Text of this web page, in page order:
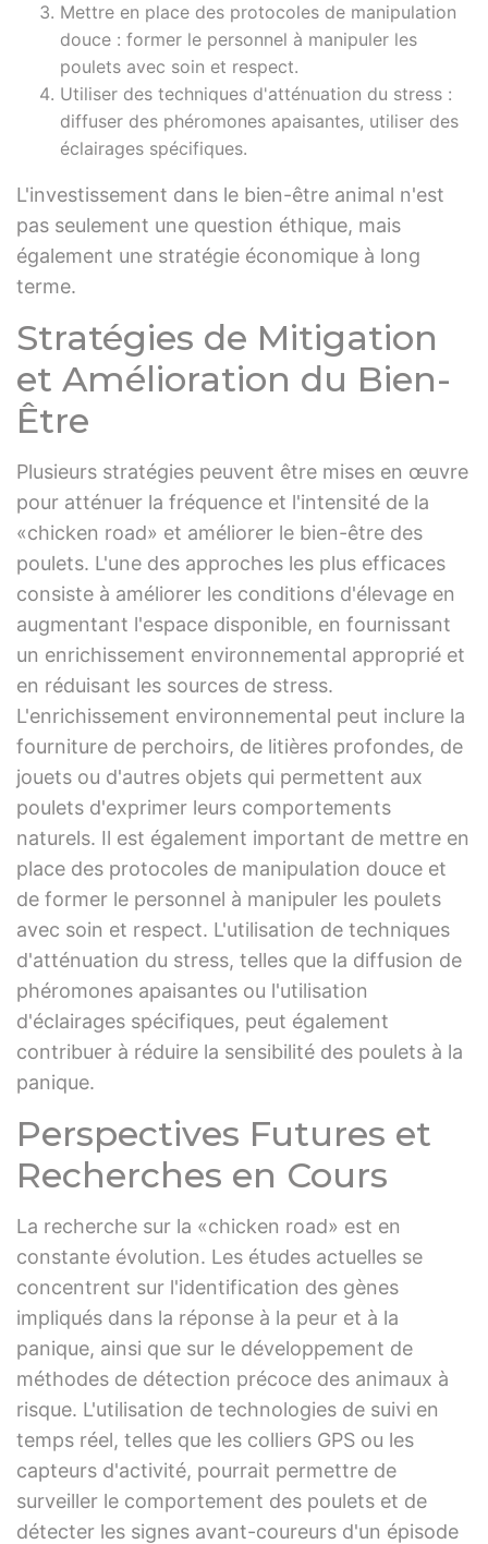
Mettre en place des protocoles de manipulation
douce : former le personnel à manipuler les
poulets avec soin et respect.
Utiliser des techniques d'atténuation du stress :
diffuser des phéromones apaisantes, utiliser des
éclairages spécifiques.
L'investissement dans le bien-être animal n'est
pas seulement une question éthique, mais
également une stratégie économique à long
terme.
Stratégies de Mitigation
et Amélioration du Bien-
Être
Plusieurs stratégies peuvent être mises en œuvre
pour atténuer la fréquence et l'intensité de la
«chicken road» et améliorer le bien-être des
poulets. L'une des approches les plus efficaces
consiste à améliorer les conditions d'élevage en
augmentant l'espace disponible, en fournissant
un enrichissement environnemental approprié et
en réduisant les sources de stress.
L'enrichissement environnemental peut inclure la
fourniture de perchoirs, de litières profondes, de
jouets ou d'autres objets qui permettent aux
poulets d'exprimer leurs comportements
naturels. Il est également important de mettre en
place des protocoles de manipulation douce et
de former le personnel à manipuler les poulets
avec soin et respect. L'utilisation de techniques
d'atténuation du stress, telles que la diffusion de
phéromones apaisantes ou l'utilisation
d'éclairages spécifiques, peut également
contribuer à réduire la sensibilité des poulets à la
panique.
Perspectives Futures et
Recherches en Cours
La recherche sur la «chicken road» est en
constante évolution. Les études actuelles se
concentrent sur l'identification des gènes
impliqués dans la réponse à la peur et à la
panique, ainsi que sur le développement de
méthodes de détection précoce des animaux à
risque. L'utilisation de technologies de suivi en
temps réel, telles que les colliers GPS ou les
capteurs d'activité, pourrait permettre de
surveiller le comportement des poulets et de
détecter les signes avant-coureurs d'un épisode